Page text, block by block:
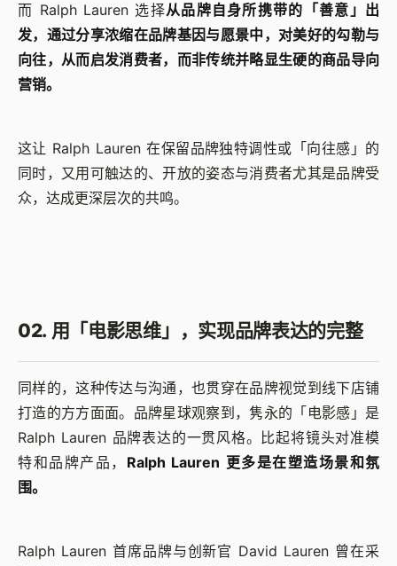
而 Ralph Lauren 选择从品牌自身所携带的「善意」出
发，通过分享浓缩在品牌基因与愿景中，对美好的勾勒与
向往，从而启发消费者，而非传统并略显生硬的商品导向
营销。
这让 Ralph Lauren 在保留品牌独特调性或「向往感」的
同时，又用可触达的、开放的姿态与消费者尤其是品牌受
众，达成更深层次的共鸣。
02. 用「电影思维」，实现品牌表达的完整
同样的，这种传达与沟通，也贯穿在品牌视觉到线下店铺
打造的方方面面。品牌星球观察到，隽永的「电影感」是
Ralph Lauren 品牌表达的一贯风格。比起将镜头对准模
特和品牌产品， Ralph Lauren 更多是在塑造场景和氛
围。
Ralph Lauren 首席品牌与创新官 David Lauren 曾在采